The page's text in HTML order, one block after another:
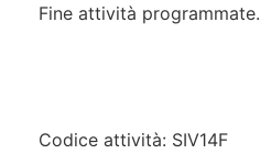
Fine attività programmate.
Codice attività: SIV14F